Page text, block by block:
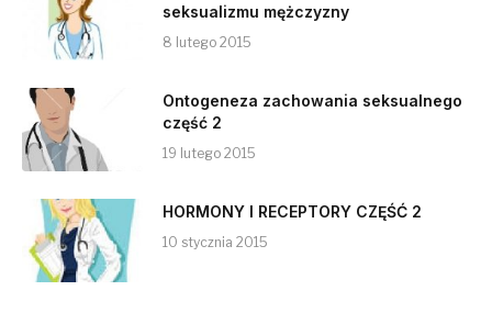
seksualizmu mężczyzny
8 lutego 2015
Ontogeneza zachowania seksualnego
część 2
19 lutego 2015
HORMONY I RECEPTORY CZĘŚĆ 2
10 stycznia 2015